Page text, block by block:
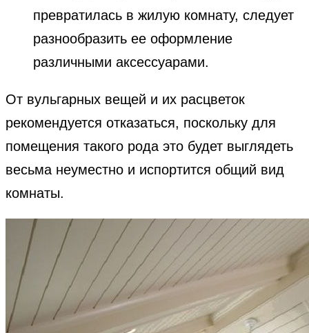
превратилась в жилую комнату, следует
разнообразить ее оформление
различными аксессуарами.
От вульгарных вещей и их расцветок
рекомендуется отказаться, поскольку для
помещения такого рода это будет выглядеть
весьма неуместно и испортится общий вид
комнаты.